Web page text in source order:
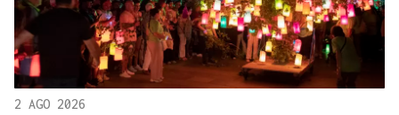
2 AGO 2026